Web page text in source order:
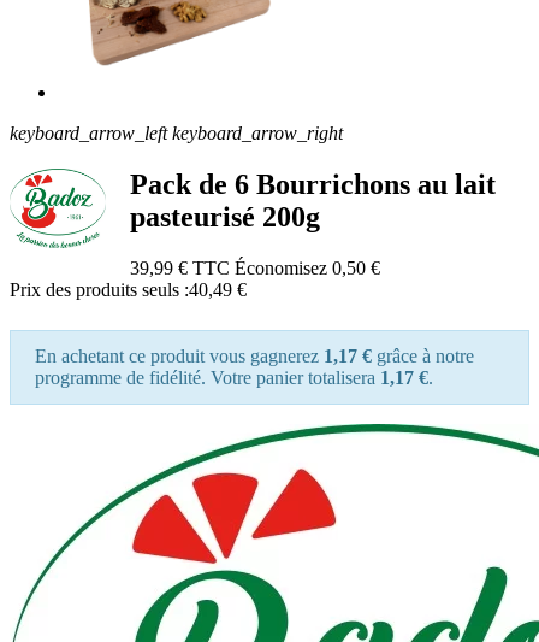
keyboard_arrow_left keyboard_arrow_right
Pack de 6 Bourrichons au lait
pasteurisé 200g
39,99 € TTC Économisez 0,50 €
Prix des produits seuls :40,49 €
En achetant ce produit vous gagnerez 1,17 € grâce à notre
programme de fidélité. Votre panier totalisera 1,17 €.